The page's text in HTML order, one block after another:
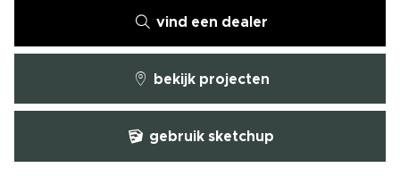
vind een dealer
bekijk projecten
gebruik sketchup